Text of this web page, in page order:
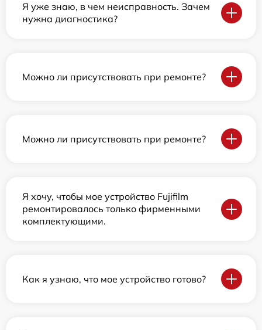
Я уже знаю, в чем неисправность. Зачем
нужна диагностика?
Можно ли присутствовать при ремонте?
Можно ли присутствовать при ремонте?
Я хочу, чтобы мое устройство Fujifilm
ремонтировалось только фирменными
комплектующими.
Как я узнаю, что мое устройство готово?